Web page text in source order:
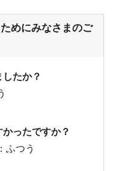
めにみなさまのご
たか？
ったですか？
ふつう